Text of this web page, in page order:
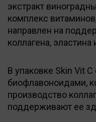
экстракт
комплекс
направлен на
коллагена,
В упаковке Skin Vit
биофлавоноидами,
производство
поддерживают ее